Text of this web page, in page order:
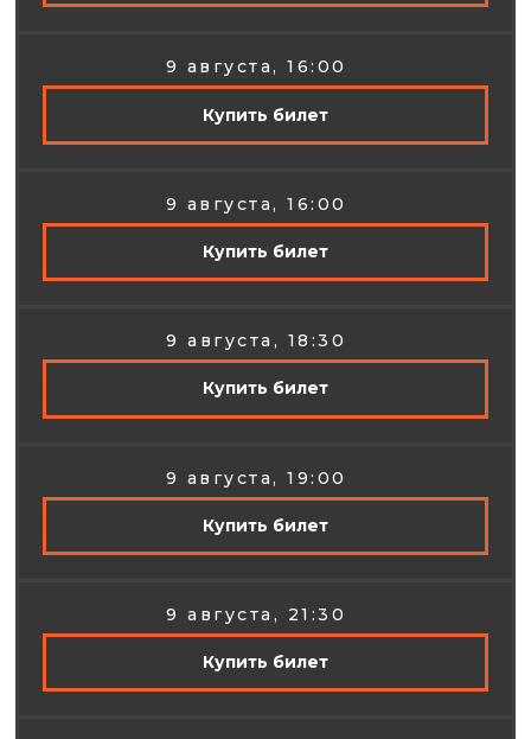
9 августа, 16:00
Купить билет
9 августа, 16:00
Купить билет
9 августа, 18:30
Купить билет
9 августа, 19:00
Купить билет
9 августа, 21:30
Купить билет